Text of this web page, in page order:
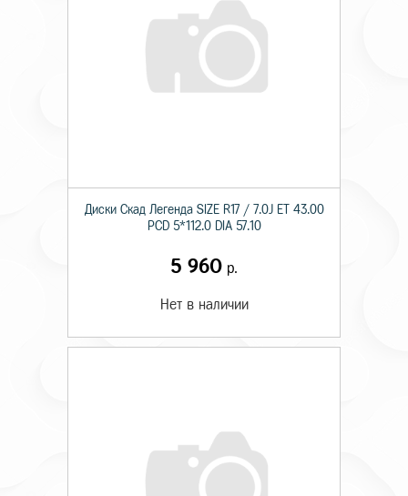
Диски Скад Легенда SIZE R17 / 7.0J ET 43.00
PCD 5*112.0 DIA 57.10
5 960 р.
Нет в наличии